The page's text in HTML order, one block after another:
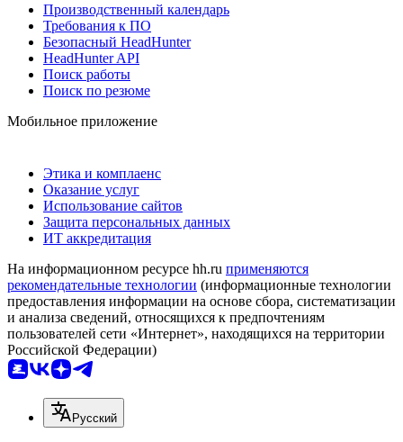
Производственный календарь
Требования к ПО
Безопасный HeadHunter
HeadHunter API
Поиск работы
Поиск по резюме
Мобильное приложение
Этика и комплаенс
Оказание услуг
Использование сайтов
Защита персональных данных
ИТ аккредитация
На информационном ресурсе hh.ru применяются
рекомендательные технологии (информационные технологии
предоставления информации на основе сбора, систематизации
и анализа сведений, относящихся к предпочтениям
пользователей сети «Интернет», находящихся на территории
Российской Федерации)
Русский